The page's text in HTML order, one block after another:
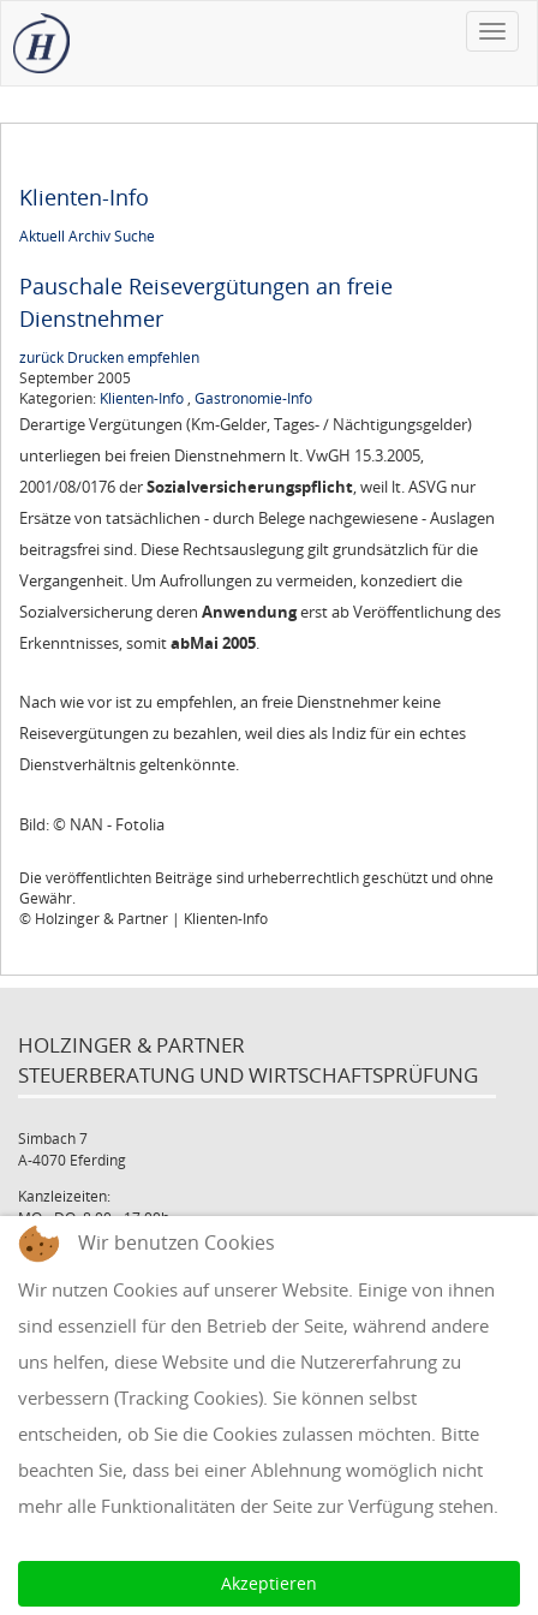
Toggle
Klienten-Info
Aktuell ArchivSuche
Pauschale Reisevergütungen an freie
Dienstnehmer
zurück Druckenempfehlen
September 2005
Kategorien: Klienten-Info , Gastronomie-Info
Derartige Vergütungen (Km-Gelder, Tages- / Nächtigungsgelder)
unterliegen bei freien Dienstnehmern lt. VwGH 15.3.2005,
2001/08/0176 derSozialversicherungspflicht, weil lt. ASVG nur
Ersätze von tatsächlichen - durch Belege nachgewiesene - Auslagen
beitragsfrei sind. Diese Rechtsauslegung gilt grundsätzlich für die
Vergangenheit. Um Aufrollungen zu vermeiden, konzediert die
Sozialversicherung deren Anwendungerst ab Veröffentlichung des
Erkenntnisses, somitabMai 2005.
Nach wie vor ist zu empfehlen, an freie Dienstnehmer keine
Reisevergütungen zu bezahlen, weil dies als Indiz für ein echtes
Dienstverhältnis geltenkönnte.
Bild: © NAN - Fotolia
Die veröffentlichten Beiträge sind urheberrechtlich geschützt und ohne
Gewähr.
© Holzinger & Partner | Klienten-Info
HOLZINGER & PARTNER
STEUERBERATUNG UND WIRTSCHAFTSPRÜFUNG
Simbach 7
A-4070 Eferding
Kanzleizeiten:
MO - DO: 8:00 - 17:00h
FR: 8:00 - 12:00h
Tel: +43 7272 39 79 - 0
Fax: +43 7272 39 79 - 9
QUICKLINKS
Klientenbereich
Disclaimer
AAB 2018
Cookie Einstellungen
Wir benutzen Cookies
Wir nutzen Cookies auf unserer Website. Einige von ihnen
sind essenziell für den Betrieb der Seite, während andere
uns helfen, diese Website und die Nutzererfahrung zu
verbessern (Tracking Cookies). Sie können selbst
entscheiden, ob Sie die Cookies zulassen möchten. Bitte
beachten Sie, dass bei einer Ablehnung womöglich nicht
mehr alle Funktionalitäten der Seite zur Verfügung stehen.
Akzeptieren